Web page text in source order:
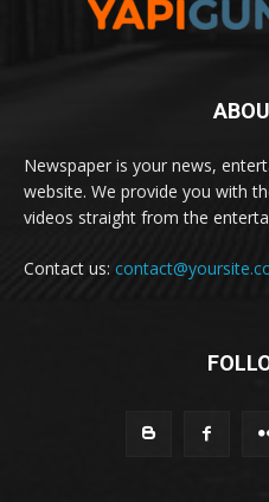
Newspaper is your news,
website. We provide you with
videos straight from the
Contact us: